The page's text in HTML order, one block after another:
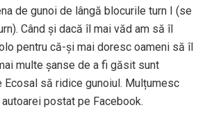
de gunoi de lângă blocurile turn I (se
Când și dacă îl mai văd am să îl
pentru că-și mai doresc oameni să îl
multe șanse de a fi găsit sunt
Ecosal să ridice gunoiul. Mulțumesc
postat pe Facebook.